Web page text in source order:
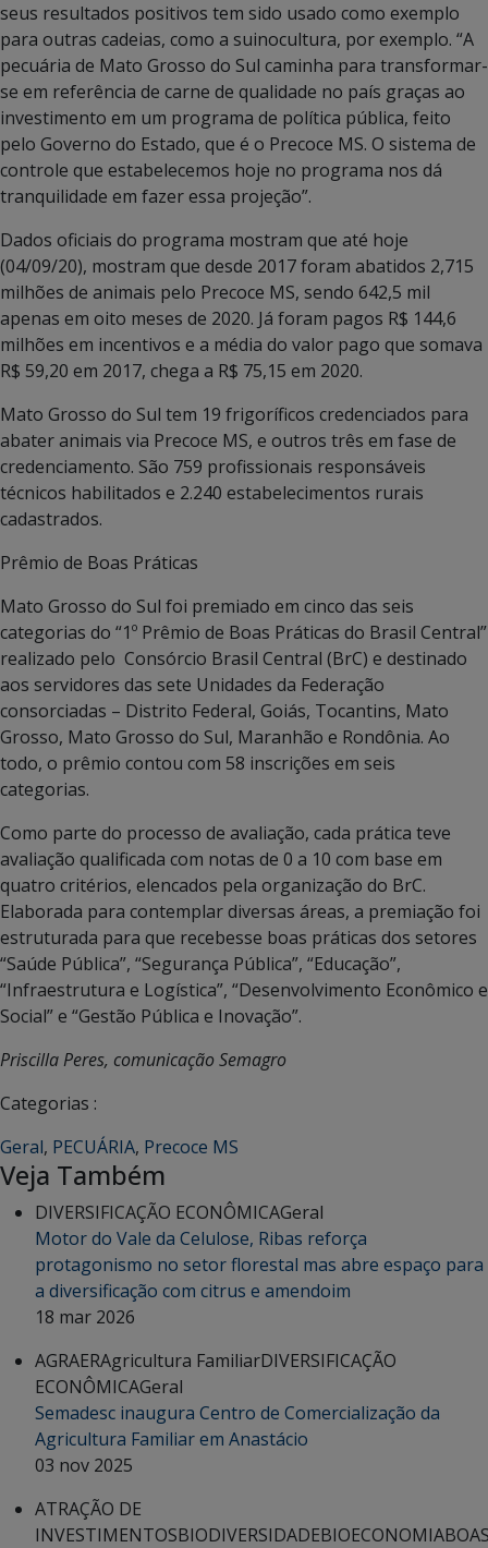
seus resultados positivos tem sido usado como exemplo
para outras cadeias, como a suinocultura, por exemplo. “A
pecuária de Mato Grosso do Sul caminha para transformar-
se em referência de carne de qualidade no país graças ao
investimento em um programa de política pública, feito
pelo Governo do Estado, que é o Precoce MS. O sistema de
controle que estabelecemos hoje no programa nos dá
tranquilidade em fazer essa projeção”.
Dados oficiais do programa mostram que até hoje
(04/09/20), mostram que desde 2017 foram abatidos 2,715
milhões de animais pelo Precoce MS, sendo 642,5 mil
apenas em oito meses de 2020. Já foram pagos R$ 144,6
milhões em incentivos e a média do valor pago que somava
R$ 59,20 em 2017, chega a R$ 75,15 em 2020.
Mato Grosso do Sul tem 19 frigoríficos credenciados para
abater animais via Precoce MS, e outros três em fase de
credenciamento. São 759 profissionais responsáveis
técnicos habilitados e 2.240 estabelecimentos rurais
cadastrados.
Prêmio de Boas Práticas
Mato Grosso do Sul foi premiado em cinco das seis
categorias do “1º Prêmio de Boas Práticas do Brasil Central”
realizado pelo Consórcio Brasil Central (BrC) e destinado
aos servidores das sete Unidades da Federação
consorciadas – Distrito Federal, Goiás, Tocantins, Mato
Grosso, Mato Grosso do Sul, Maranhão e Rondônia. Ao
todo, o prêmio contou com 58 inscrições em seis
categorias.
Como parte do processo de avaliação, cada prática teve
avaliação qualificada com notas de 0 a 10 com base em
quatro critérios, elencados pela organização do BrC.
Elaborada para contemplar diversas áreas, a premiação foi
estruturada para que recebesse boas práticas dos setores
“Saúde Pública”, “Segurança Pública”, “Educação”,
“Infraestrutura e Logística”, “Desenvolvimento Econômico e
Social” e “Gestão Pública e Inovação”.
Priscilla Peres, comunicação Semagro
Categorias :
Geral, PECUÁRIA, Precoce MS
Veja Também
DIVERSIFICAÇÃO ECONÔMICAGeral
Motor do Vale da Celulose, Ribas reforça
protagonismo no setor florestal mas abre espaço para
a diversificação com citrus e amendoim
18 mar 2026
AGRAERAgricultura FamiliarDIVERSIFICAÇÃO
ECONÔMICAGeral
Semadesc inaugura Centro de Comercialização da
Agricultura Familiar em Anastácio
03 nov 2025
ATRAÇÃO DE
INVESTIMENTOSBIODIVERSIDADEBIOECONOMIA